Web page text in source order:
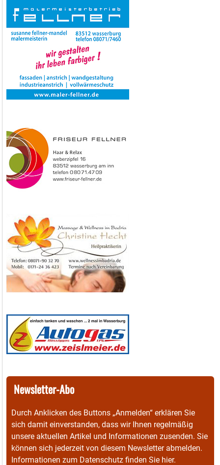
Newsletter-Abo
Durch Anklicken des Buttons „Anmelden“ erklären Sie
sich damit einverstanden, dass wir Ihnen regelmäßig
unsere aktuellen Artikel und Informationen zusenden. Sie
können sich jederzeit von diesem Newsletter abmelden.
Informationen zum Datenschutz finden Sie hier.